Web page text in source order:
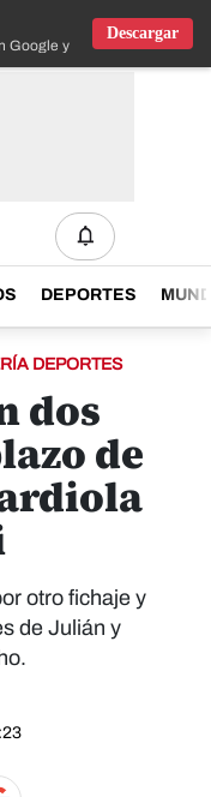
Google y IOS
Descargar
DEPORTES
DEPORTES
dos
de
otro fichaje y
de Julián y